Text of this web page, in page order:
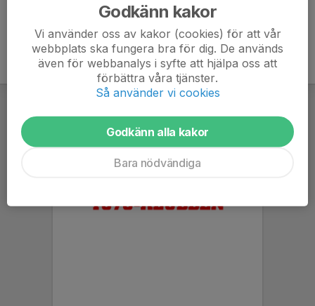
Godkänn kakor
Vi använder oss av kakor (cookies) för att vår
webbplats ska fungera bra för dig. De används
även för webbanalys i syfte att hjälpa oss att
förbättra våra tjänster.
Så använder vi cookies
Godkänn alla kakor
Bara nödvändiga